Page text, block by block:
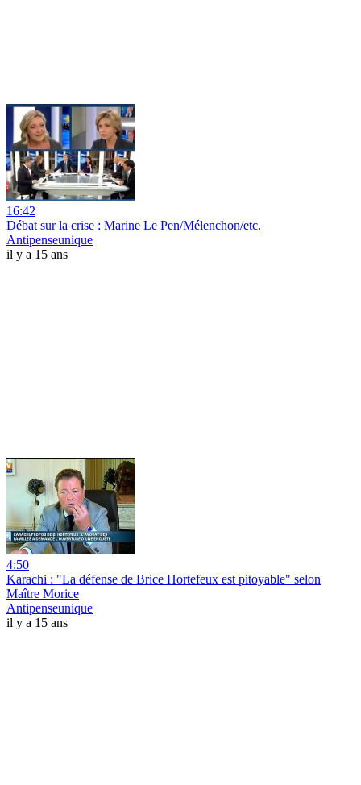
16:42
Débat sur la crise : Marine Le Pen/Mélenchon/etc.
Antipenseunique
il y a 15 ans
4:50
Karachi : "La défense de Brice Hortefeux est pitoyable" selon
Maître Morice
Antipenseunique
il y a 15 ans